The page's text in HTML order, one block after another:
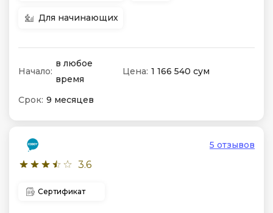
Для начинающих
Начало:
в любое
время
Цена: 1 166 540 сум
Срок: 9 месяцев
3.6
5 отзывов
Сертификат